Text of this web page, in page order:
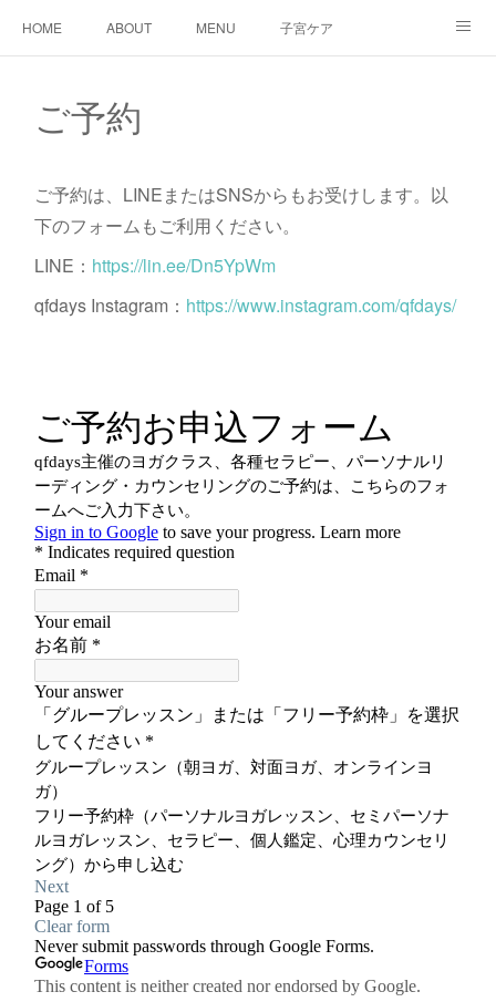
HOME ABOUT MENU 子宮ケア
CONTACT AMEBLO
ご予約
ご予約は、LINEまたはSNSからもお受けします。以
下のフォームもご利用ください。
LINE： https://lin.ee/Dn5YpWm
qfdays Instagram： https://www.instagram.com/qfdays/